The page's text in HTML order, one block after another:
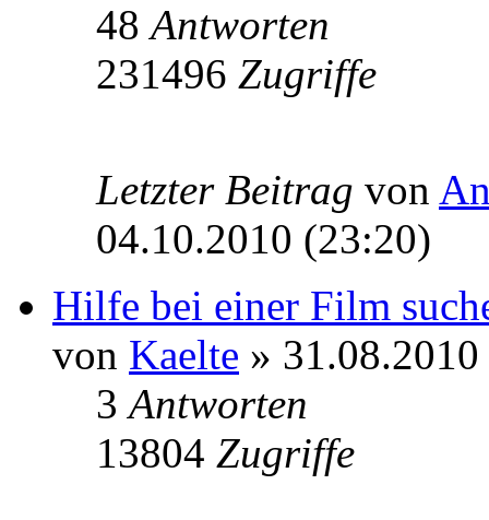
48Antworten
231496 Zugriffe
Letzter Beitrag von
04.10.2010 (23:20)
Hilfe bei einer Film
von Kaelte »
3Antworten
13804 Zugriffe